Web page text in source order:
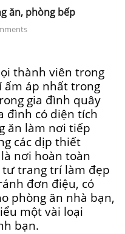
ăn, phòng bếp
thành viên trong
ấm áp nhất trong
gia đình quây
đình có diện tích
ăn làm nơi tiếp
các dịp thiết
nơi hoàn toàn
trang trí làm đẹp
đơn điệu, có
phòng ăn nhà bạn,
một vài loại
bạn.